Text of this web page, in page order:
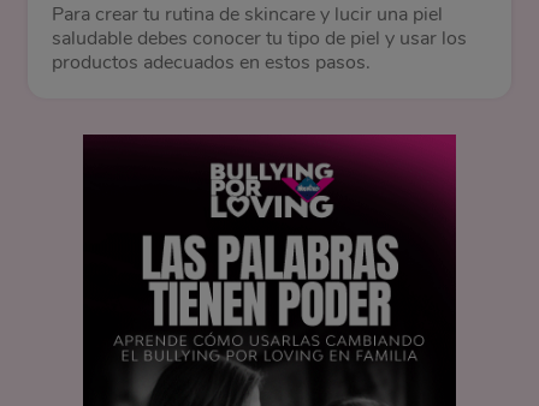
Para crear tu rutina de skincare y lucir una piel
saludable debes conocer tu tipo de piel y usar los
productos adecuados en estos pasos.